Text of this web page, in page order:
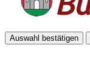
Auswahl bestätigen